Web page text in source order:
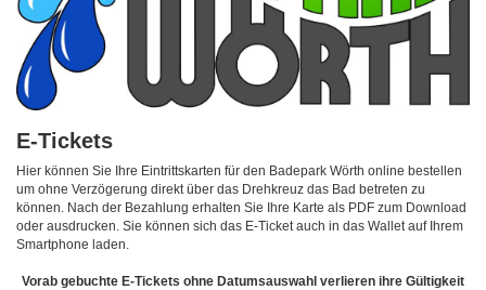
E-Tickets
Hier können Sie Ihre Eintrittskarten für den Badepark Wörth online bestellen
um ohne Verzögerung direkt über das Drehkreuz das Bad betreten zu
können. Nach der Bezahlung erhalten Sie Ihre Karte als PDF zum Download
oder ausdrucken. Sie können sich das E-Ticket auch in das Wallet auf Ihrem
Smartphone laden.
Vorab gebuchte E-Tickets ohne Datumsauswahl verlieren ihre Gültigkeit